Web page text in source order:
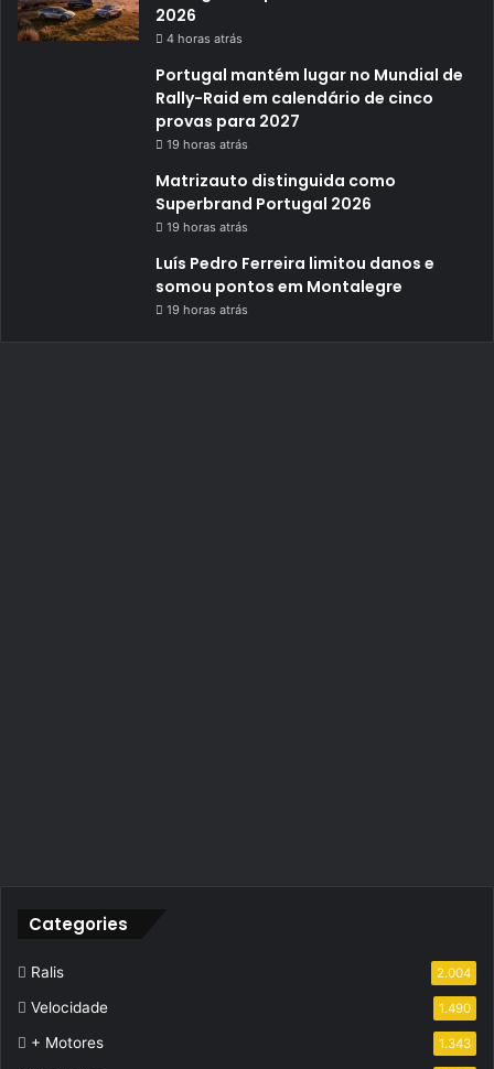
2026
4 horas atrás
Portugal mantém lugar no Mundial de
Rally-Raid em calendário de cinco
provas para 2027
19 horas atrás
Matrizauto distinguida como
Superbrand Portugal 2026
19 horas atrás
Luís Pedro Ferreira limitou danos e
somou pontos em Montalegre
19 horas atrás
Categories
Ralis 2.004
Velocidade 1.490
+ Motores 1.343